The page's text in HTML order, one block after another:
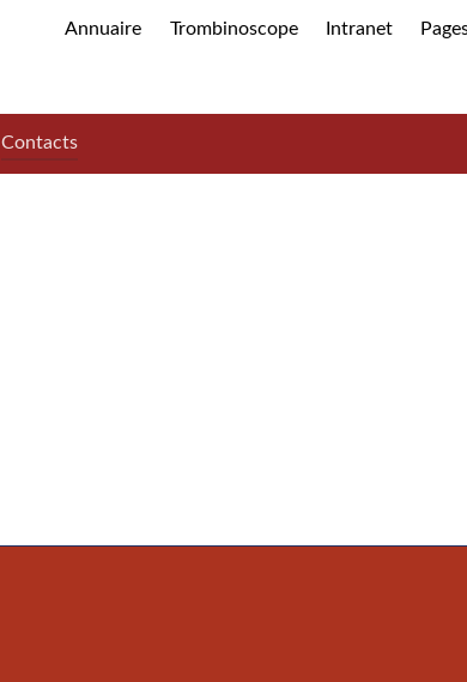
Annuaire Trombinoscope Intranet
Contacts